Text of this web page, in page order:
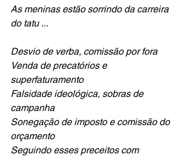
As meninas estão sorrindo da carreira
do tatu ...
Desvio de verba, comissão por fora
Venda de precatórios e
superfaturamento
Falsidade ideológica, sobras de
campanha
Sonegação de imposto e comissão do
orçamento
Seguindo esses preceitos com